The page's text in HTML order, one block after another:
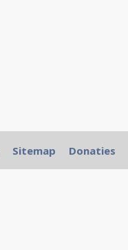
Sitemap Donaties